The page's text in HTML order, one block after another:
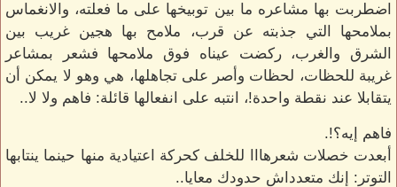
اضطربت بها مشاعره ما بين توبيخها على ما فعلته، والانغماس
بملامحها التي جذبته عن قرب، ملامح بها هجين غريب بين
الشرق والغرب، ركضت عيناه فوق ملامحها فشعر بمشاعر
غريبة للحظات، لحظات وأصر على تجاهلها، هي وهو لا يمكن أن
يتقابلا عند نقطة واحدة!، انتبه على انفعالها قائلة: فاهم ولا لا..
فاهم إيه؟!.
أبعدت خصلات شعرهااا للخلف كحركة اعتيادية منها حينما ينتابها
التوتر: إنك متعدداش حدودك معايا..